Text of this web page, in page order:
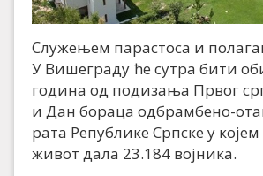
Служењем парастоса и
У Вишеграду ће сутра бити
година од подизања Првог
и Дан бораца одбрамбено-
рата Републике Српске у којем
живот дала 23.184 војника.